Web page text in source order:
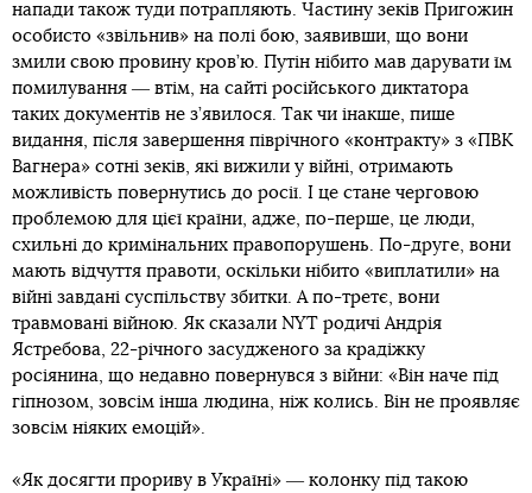
напади також туди потрапляють. Частину зеків Пригожин
особисто «звільнив» на полі бою, заявивши, що вони
змили свою провину кров’ю. Путін нібито мав дарувати їм
помилування ― втім, на сайті російського диктатора
таких документів не з’явилося. Так чи інакше, пише
видання, після завершення піврічного «контракту» з «ПВК
Вагнера» сотні зеків, які вижили у війні, отримають
можливість повернутись до росії. І це стане черговою
проблемою для цієї країни, адже, по-перше, це люди,
схильні до кримінальних правопорушень. По-друге, вони
мають відчуття правоти, оскільки нібито «виплатили» на
війні завдані суспільству збитки. А по-третє, вони
травмовані війною. Як сказали NYT родичі Андрія
Ястребова, 22-річного засудженого за крадіжку
росіянина, що недавно повернувся з війни: «Він наче під
гіпнозом, зовсім інша людина, ніж колись. Він не проявляє
зовсім ніяких емоцій».
«Як досягти прориву в Україні» ― колонку під такою